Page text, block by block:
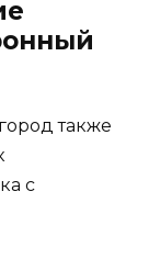
также
с